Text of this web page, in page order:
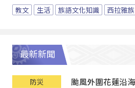
教文 生活 族語文化知識 西拉雅族
最新新聞
防災
颱風外圍花蓮沿